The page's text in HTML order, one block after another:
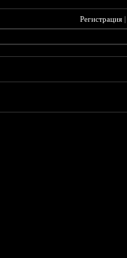
Регистрация|